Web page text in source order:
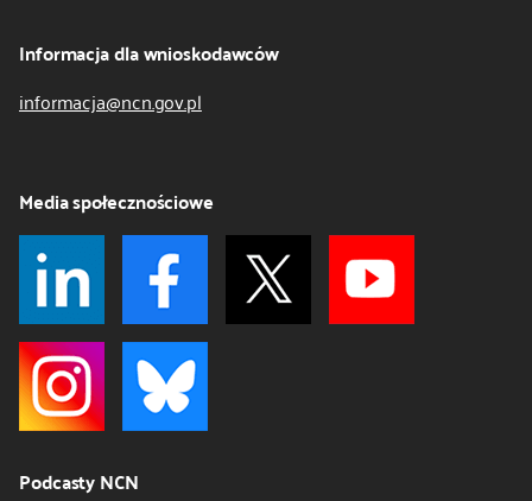
Informacja dla wnioskodawców
informacja@ncn.gov.pl
Media społecznościowe
Podcasty NCN